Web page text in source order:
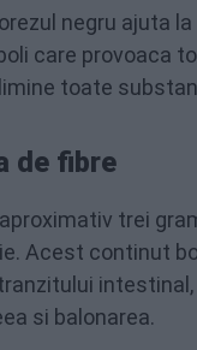
negru ajuta
care provoaca
toate
de fibre
trei
Acest continut
intestinal,
si balonarea.